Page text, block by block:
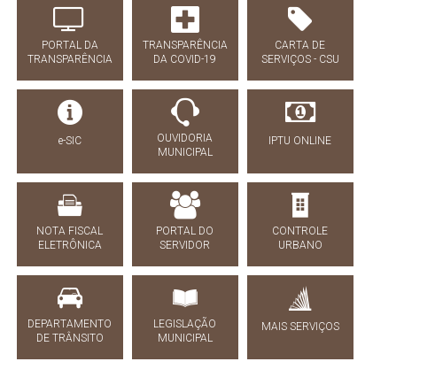
PORTAL DA
TRANSPARÊNCIA
TRANSPARÊNCIA
DA COVID-19
CARTA DE
SERVIÇOS - CSU
e-SIC
OUVIDORIA
MUNICIPAL
IPTU ONLINE
NOTA FISCAL
ELETRÔNICA
PORTAL DO
SERVIDOR
CONTROLE
URBANO
DEPARTAMENTO
DE TRÂNSITO
LEGISLAÇÃO
MUNICIPAL
MAIS SERVIÇOS